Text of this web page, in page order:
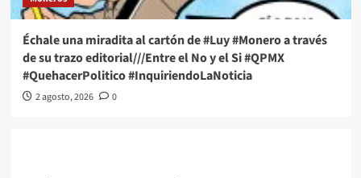
Échale una miradita al cartón de #Luy #Monero a través
de su trazo editorial///Entre el No y el Si #QPMX
#QuehacerPolitico #InquiriendoLaNoticia
2 agosto, 2026 0